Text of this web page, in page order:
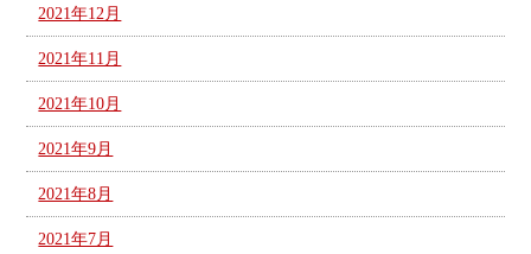
2021年12月
2021年11月
2021年10月
2021年9月
2021年8月
2021年7月